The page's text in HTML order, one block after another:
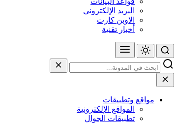
البريد الإلكتروني
الاوبن كارت
أخبار تقنية
مواقع وتطبيقات
المواقع الإلكترونية
تطبيقات الجوال